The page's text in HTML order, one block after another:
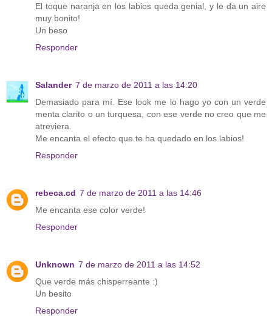
El toque naranja en los labios queda genial, y le da un aire
muy bonito!
Un beso
Responder
Salander 7 de marzo de 2011 a las 14:20
Demasiado para mí. Ese look me lo hago yo con un verde
menta clarito o un turquesa, con ese verde no creo que me
atreviera.
Me encanta el efecto que te ha quedado en los labios!
Responder
rebeca.cd 7 de marzo de 2011 a las 14:46
Me encanta ese color verde!
Responder
Unknown 7 de marzo de 2011 a las 14:52
Que verde más chisperreante :)
Un besito
Responder